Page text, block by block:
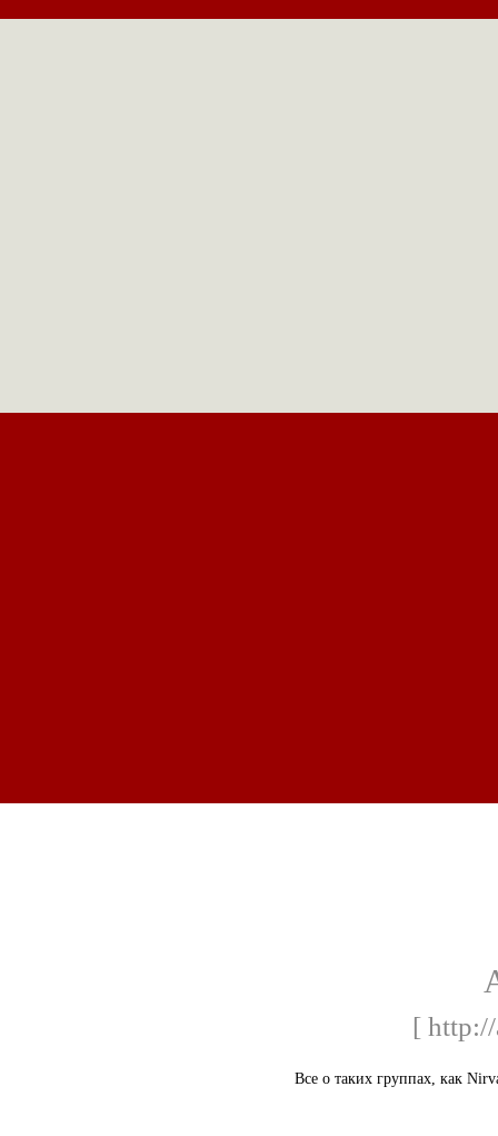
[
Все о таких группах, как